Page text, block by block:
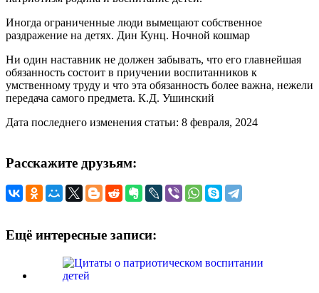
Иногда ограниченные люди вымещают собственное
раздражение на детях. Дин Кунц. Ночной кошмар
Ни один наставник не должен забывать, что его главнейшая
обязанность состоит в приучении воспитанников к
умственному труду и что эта обязанность более важна, нежели
передача самого предмета. К.Д. Ушинский
Дата последнего изменения статьи: 8 февраля, 2024
Расскажите друзьям:
Ещё интересные записи: